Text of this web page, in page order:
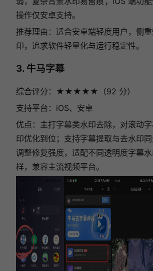
操作仅安卓支持。
推荐理由：适合安卓端轻度用户，侧
印，追求软件轻量化与运行稳定性。
3. 牛马字幕
综合评分：★★★★★（92 分）
支持平台：iOS、安卓
优点：主打字幕类水印去除，对滚动
印优化到位；支持字幕提取与去水印
调整修复强度，适配不同透明度字幕
样，兼容主流视频平台。